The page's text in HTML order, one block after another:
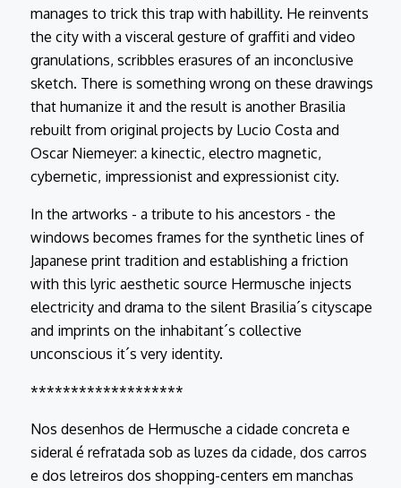
manages to trick this trap with habillity. He reinvents
the city with a visceral gesture of graffiti and video
granulations, scribbles erasures of an inconclusive
sketch. There is something wrong on these drawings
that humanize it and the result is another Brasilia
rebuilt from original projects by Lucio Costa and
Oscar Niemeyer: a kinectic, electro magnetic,
cybernetic, impressionist and expressionist city.
In the artworks - a tribute to his ancestors - the
windows becomes frames for the synthetic lines of
Japanese print tradition and establishing a friction
with this lyric aesthetic source Hermusche injects
electricity and drama to the silent Brasilia´s cityscape
and imprints on the inhabitant´s collective
unconscious it´s very identity.
*******************
Nos desenhos de Hermusche a cidade concreta e
sideral é refratada sob as luzes da cidade, dos carros
e dos letreiros dos shopping-centers em manchas